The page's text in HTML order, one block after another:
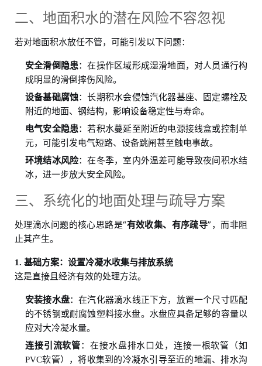
二、地面积水的潜在风险不容忽视
若对地面积水放任不管，可能引发以下问题：
安全滑倒隐患：在操作区域形成湿滑地面，对人员通行构
成明显的滑倒摔伤风险。
设备基础腐蚀：长期积水会侵蚀汽化器基座、固定螺栓及
附近的地面、钢结构，影响设备稳定性与寿命。
电气安全隐患：若积水蔓延至附近的电源接线盒或控制单
元，可能引发电气短路、设备跳闸甚至触电事故。
环境结冰风险：在冬季，室内外温差可能导致夜间积水结
冰，进一步放大安全风险。
三、系统化的地面处理与疏导方案
处理滴水问题的核心思路是“有效收集、有序疏导”，而非阻
止其产生。
1. 基础方案：设置冷凝水收集与排放系统
这是直接且经济有效的处理方法。
安装接水盘：在汽化器滴水线正下方，放置一个尺寸匹配
的不锈钢或耐腐蚀塑料接水盘。水盘应具备足够的容量以
应对大冷凝水量。
连接引流软管：在接水盘排水口处，连接一根软管（如
PVC软管），将收集到的冷凝水引导至近的地漏、排水沟